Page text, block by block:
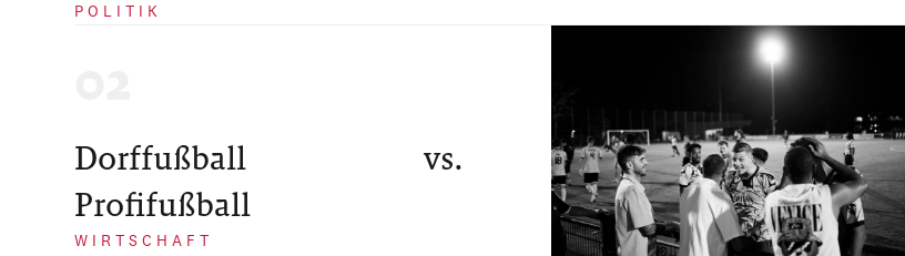
POLITIK
Dorffußball vs.
Profifußball
WIRTSCHAFT